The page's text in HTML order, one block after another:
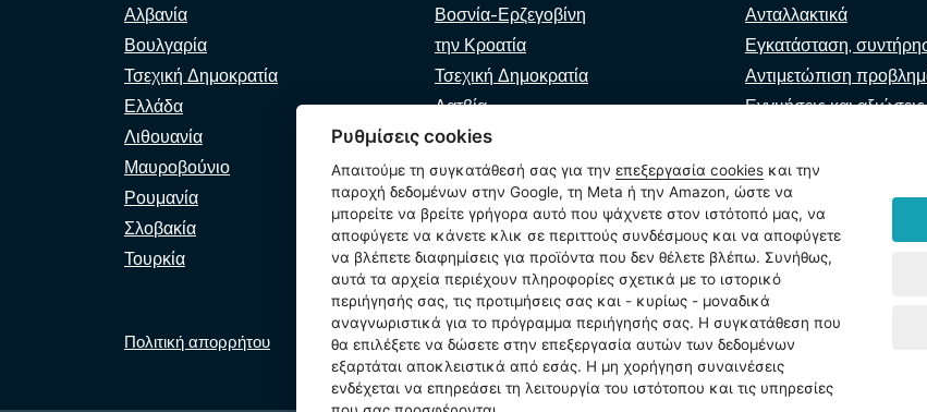
Αλβανία
Βοσνία-Ερζεγοβίνη
Βουλγαρία
την Κροατία
Τσεχική Δημοκρατία
Τσεχική Δημοκρατία
Ελλάδα
Λατβία
Λιθουανία
Μολδαβία
Μαυροβούνιο
Βόρεια Μακεδονία
Ρουμανία
Σερβία
Σλοβακία
Σλοβενία
Τουρκία
Ανταλλακτικά
Εγκατάσταση,
Αντιμετώπιση
Εγγυήσεις και αξιώσεις
Κατάλογος
Εικονικός βοηθός
Γράψτε μας
Πολιτική απορρήτου Πολιτική cookie Ρυθμίσεις cookies
Ρυθμίσεις cookies
Απαιτούμε τη συγκατάθεσή σας για την επεξεργασία cookies και την
παροχή δεδομένων στην Google, τη Meta ή την Amazon, ώστε να
μπορείτε να βρείτε γρήγορα αυτό που ψάχνετε στον ιστότοπό μας, να
αποφύγετε να κάνετε κλικ σε περιττούς συνδέσμους και να αποφύγετε
να βλέπετε διαφημίσεις για προϊόντα που δεν θέλετε βλέπω. Συνήθως,
αυτά τα αρχεία περιέχουν πληροφορίες σχετικά με το ιστορικό
περιήγησής σας, τις προτιμήσεις σας και - κυρίως - μοναδικά
αναγνωριστικά για το πρόγραμμα περιήγησής σας. Η συγκατάθεση που
θα επιλέξετε να δώσετε στην επεξεργασία αυτών των δεδομένων
εξαρτάται αποκλειστικά από εσάς. Η μη χορήγηση συναινέσεις
ενδέχεται να επηρεάσει τη λειτουργία του ιστότοπου και τις υπηρεσίες